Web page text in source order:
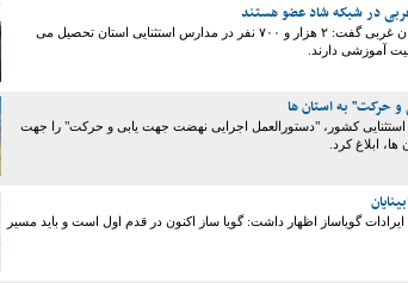
رییس اداره آموزش و پرورش استثنایی آذربایجان غربی گفت: ۲ هزار و ۷۰۰ نفر در مدارس استثنایی استان تحصیل می
حرکت" به استان ها
کشور، "دستورالعمل اجرایی نهضت جهت یابی و حرکت" را جهت
ابلاغ کرد.
گویاساز اظهار داشت: گویا ساز اکنون در قدم اول است و باید مسیر